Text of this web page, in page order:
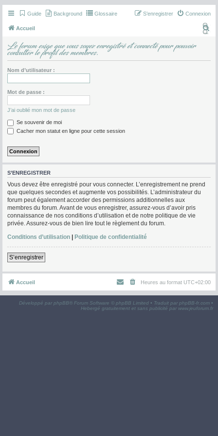
Guide Background Glossaire Connexion
S’enregistrer
Accueil
h
Le forum exige que vous soyez enregistré et connecté pour pouvoir
consulter le profil des membres.
Nom d’utilisateur :
Mot de passe :
J’ai oublié mon mot de passe
Se souvenir de moi
Cacher mon statut en ligne pour cette session
S’ENREGISTRER
Vous devez être enregistré pour vous connecter. L’enregistrement ne prend
que quelques secondes et augmente vos possibilités. L’administrateur du
forum peut également accorder des permissions additionnelles aux
membres du forum. Avant de vous enregistrer, assurez-vous d’avoir pris
connaissance de nos conditions d’utilisation et de notre politique de vie
privée. Assurez-vous de bien lire tout le règlement du forum.
Conditions d’utilisation | Politique de confidentialité
S’enregistrer
Accueil Heures au format UTC+02:00
Développé par phpBB® Forum Software © phpBB Limited • Traduit par phpBB-fr.com •
Hebergé gratuitement et sans publicité par www.jeuforum.fr